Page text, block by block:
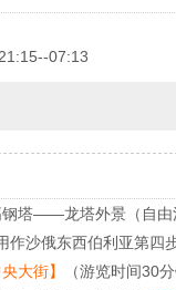
07:13
塔——龙塔外景（自
沙俄东西伯利亚第四
央大街】
（游览时间30